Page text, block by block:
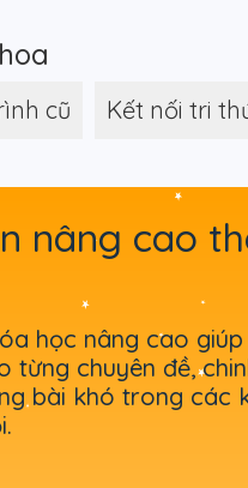
cũ Kết nối tri
nâng cao
học nâng cao
từng chuyên đề,
bài khó trong các